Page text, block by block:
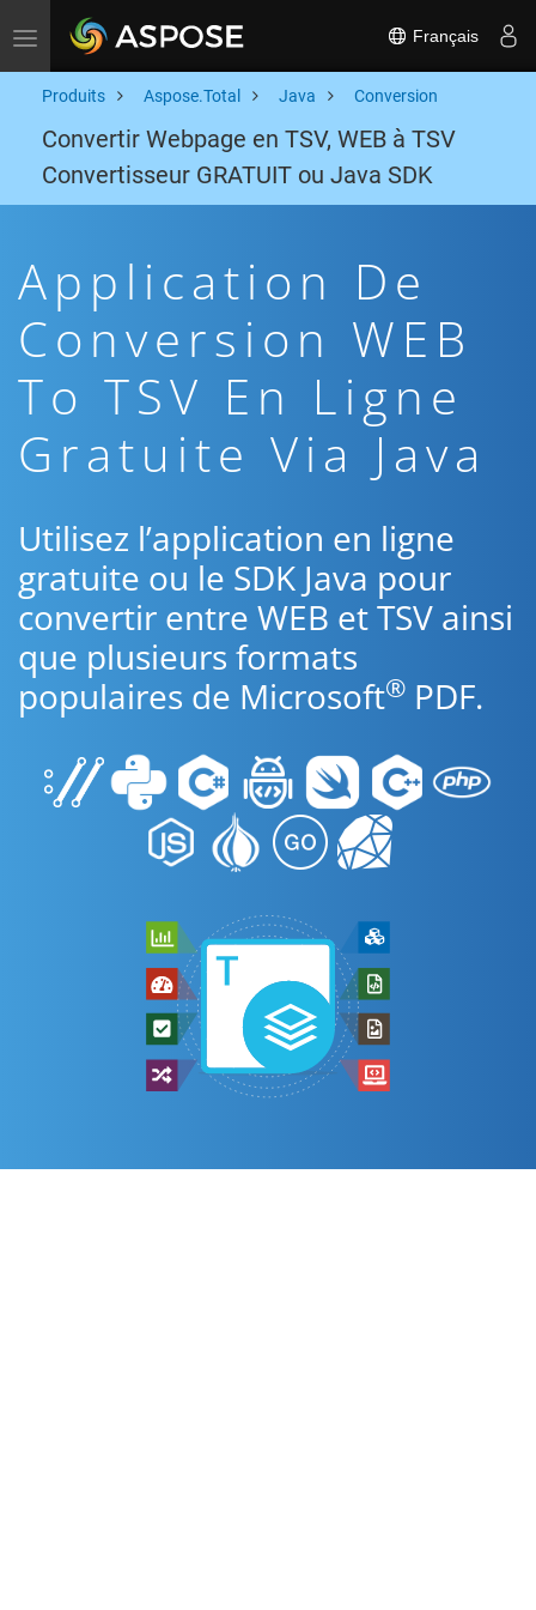
Toggle navigation Français
Produits Aspose.Total Java Conversion
Convertir Webpage en TSV, WEB à TSV
Convertisseur GRATUIT ou Java SDK
Application De
Conversion WEB
To TSV En Ligne
Gratuite Via Java
Utilisez l’application en ligne
gratuite ou le SDK Java pour
convertir entre WEB et TSV ainsi
que plusieurs formats
populaires de Microsoft® PDF.